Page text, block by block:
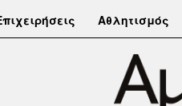
Αθλητισμός